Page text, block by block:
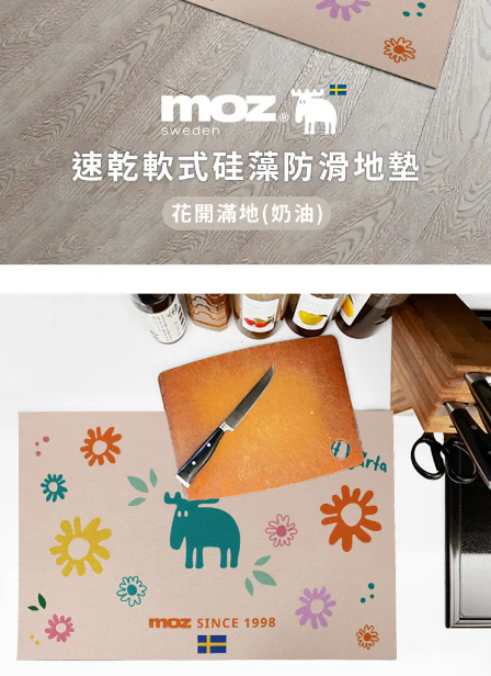
１．透過由恩沛科技股份有限公司提供之「AFTEE先享後付」服務完成之交
易，需依本服務之必要範圍內提供個人資料，並將交易相關給付款項請求債
權轉讓予恩沛科技股份有限公司。
２．關於個人資料處理事宜，請瀏覽以下網址：
https://aftee.tw/terms/#terms3
３．未成年的使用者請事先徵得法定代理人或監護人之同意方可使用
「AFTEE先享後付」，若未經同意申辦者引起之損失，本公司不負相關責
任。
４．使用「AFTEE先享後付」時，將依據個別帳號之用戶狀況，依本公司即
時審查核予不同之上限額度；若仍有額度不足之情形，本公司將視審查結果
請求用戶進行身份認證。
５．嚴禁一人註冊多個帳號或使用他人資訊註冊。若發現惡意使用之情形，
恩沛科技股份有限公司將有權停止該用戶之使用額度並採取法律行動。